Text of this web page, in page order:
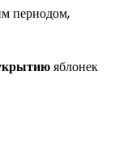
периодом,
яблонек